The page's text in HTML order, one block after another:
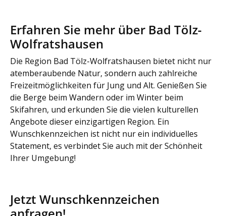
Erfahren Sie mehr über Bad Tölz-
Wolfratshausen
Die Region Bad Tölz-Wolfratshausen bietet nicht nur
atemberaubende Natur, sondern auch zahlreiche
Freizeitmöglichkeiten für Jung und Alt. Genießen Sie
die Berge beim Wandern oder im Winter beim
Skifahren, und erkunden Sie die vielen kulturellen
Angebote dieser einzigartigen Region. Ein
Wunschkennzeichen ist nicht nur ein individuelles
Statement, es verbindet Sie auch mit der Schönheit
Ihrer Umgebung!
Jetzt Wunschkennzeichen